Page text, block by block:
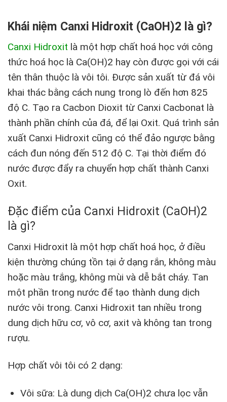
Khái niệm Canxi Hidroxit (CaOH)2 là gì?
Canxi Hidroxit là một hợp chất hoá học với công
thức hoá học là Ca(OH)2 hay còn được gọi với cái
tên thân thuộc là vôi tôi. Được sản xuất từ đá vôi
khai thác bằng cách nung trong lò đến hơn 825
độ C. Tạo ra Cacbon Dioxit từ Canxi Cacbonat là
thành phần chính của đá, để lại Oxit. Quá trình sản
xuất Canxi Hidroxit cũng có thể đảo ngược bằng
cách đun nóng đến 512 độ C. Tại thời điểm đó
nước được đẩy ra chuyển hợp chất thành Canxi
Oxit.
Đặc điểm của Canxi Hidroxit (CaOH)2
là gì?
Canxi Hidroxit là một hợp chất hoá học, ở điều
kiện thường chúng tồn tại ở dạng rắn, không màu
hoặc màu trắng, không mùi và dễ bắt cháy. Tan
một phần trong nước để tạo thành dung dịch
nước vôi trong. Canxi Hidroxit tan nhiều trong
dung dịch hữu cơ, vô cơ, axit và không tan trong
rượu.
Hợp chất vôi tôi có 2 dạng:
Vôi sữa: Là dung dịch Ca(OH)2 chưa lọc vẫn